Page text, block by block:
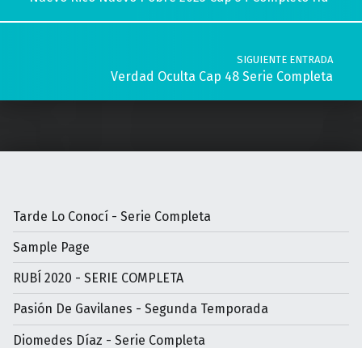
SIGUIENTE ENTRADA
Verdad Oculta Cap 48 Serie Completa
Tarde Lo Conocí - Serie Completa
Sample Page
RUBÍ 2020 - SERIE COMPLETA
Pasión De Gavilanes - Segunda Temporada
Diomedes Díaz - Serie Completa